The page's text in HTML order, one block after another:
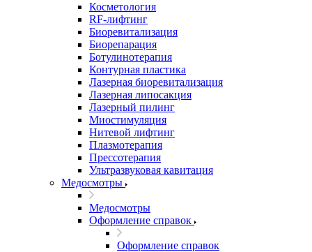
Косметология
RF-лифтинг
Биоревитализация
Биорепарация
Ботулинотерапия
Контурная пластика
Лазерная биоревитализация
Лазерная липосакция
Лазерный пилинг
Миостимуляция
Нитевой лифтинг
Плазмотерапия
Прессотерапия
Ультразвуковая кавитация
Медосмотры
Медосмотры
Оформление справок
Оформление справок